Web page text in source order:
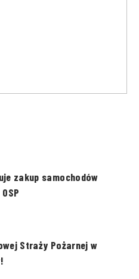
zakup samochodów
Straży Pożarnej w